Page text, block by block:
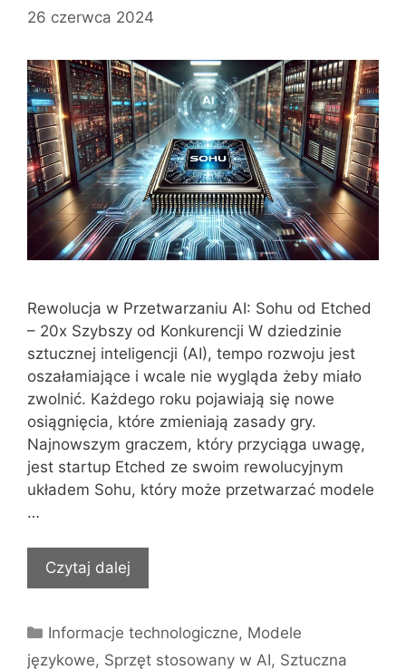
26 czerwca 2024
Rewolucja w Przetwarzaniu AI: Sohu od Etched
– 20x Szybszy od Konkurencji W dziedzinie
sztucznej inteligencji (AI), tempo rozwoju jest
oszałamiające i wcale nie wygląda żeby miało
zwolnić. Każdego roku pojawiają się nowe
osiągnięcia, które zmieniają zasady gry.
Najnowszym graczem, który przyciąga uwagę,
jest startup Etched ze swoim rewolucyjnym
układem Sohu, który może przetwarzać modele
…
Czytaj dalej
Kategorie
Informacje technologiczne, Modele
językowe, Sprzęt stosowany w AI, Sztuczna